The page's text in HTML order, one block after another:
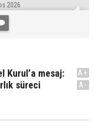
2026
Kurul’a mesaj:
süreci
A+
A-